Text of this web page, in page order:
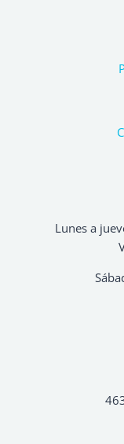
Lunes a